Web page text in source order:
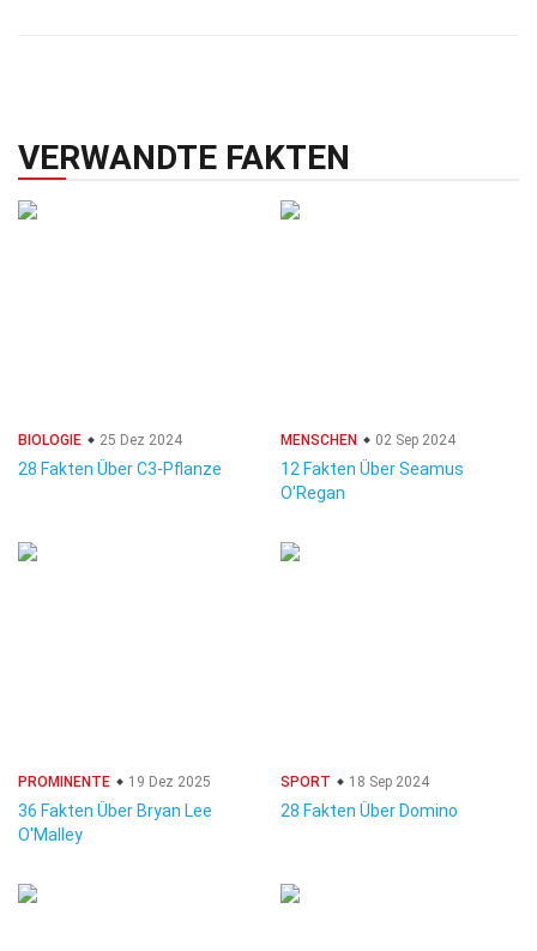
VERWANDTE FAKTEN
BIOLOGIE 25 Dez 2024
28 Fakten Über C3-Pflanze
MENSCHEN 02 Sep 2024
12 Fakten Über Seamus
O'Regan
PROMINENTE 19 Dez 2025
36 Fakten Über Bryan Lee
O'Malley
SPORT 18 Sep 2024
28 Fakten Über Domino